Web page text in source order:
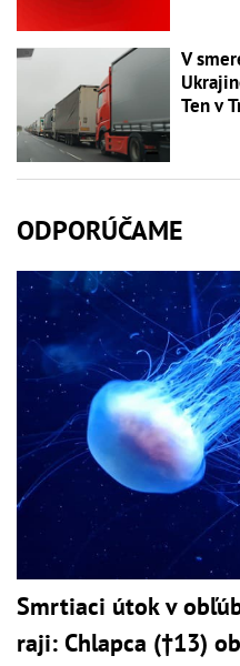
V
Ten v
ODPORÚČAME
Smrtiaci útok v
raji: Chlapca (†13)